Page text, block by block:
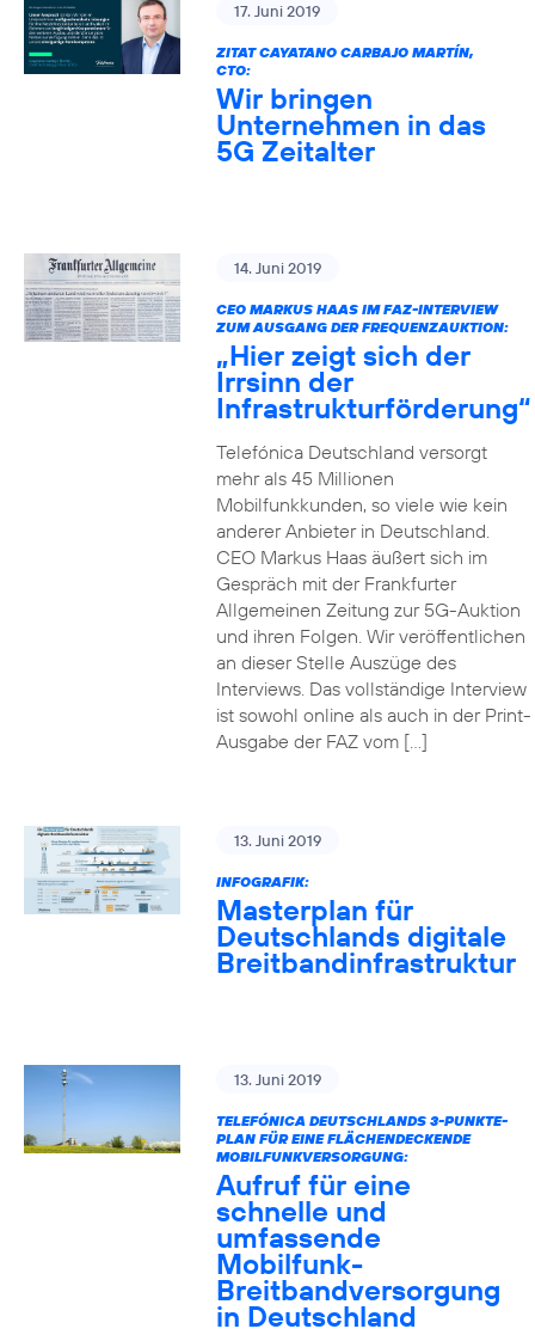
17. Juni 2019
ZITAT CAYATANO CARBAJO MARTÍN,
CTO:
Wir bringen
Unternehmen in das
5G Zeitalter
14. Juni 2019
CEO MARKUS HAAS IM FAZ-INTERVIEW
ZUM AUSGANG DER FREQUENZAUKTION:
„Hier zeigt sich der
Irrsinn der
Infrastrukturförderung“
Telefónica Deutschland versorgt
mehr als 45 Millionen
Mobilfunkkunden, so viele wie kein
anderer Anbieter in Deutschland.
CEO Markus Haas äußert sich im
Gespräch mit der Frankfurter
Allgemeinen Zeitung zur 5G-Auktion
und ihren Folgen. Wir veröffentlichen
an dieser Stelle Auszüge des
Interviews. Das vollständige Interview
ist sowohl online als auch in der Print-
Ausgabe der FAZ vom […]
13. Juni 2019
INFOGRAFIK:
Masterplan für
Deutschlands digitale
Breitbandinfrastruktur
13. Juni 2019
TELEFÓNICA DEUTSCHLANDS 3-PUNKTE-
PLAN FÜR EINE FLÄCHENDECKENDE
MOBILFUNKVERSORGUNG:
Aufruf für eine
schnelle und
umfassende
Mobilfunk-
Breitbandversorgung
in Deutschland